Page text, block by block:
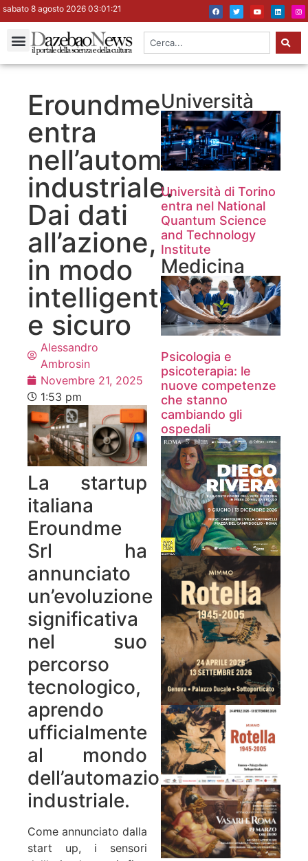
sabato 8 agosto 2026 03:01:22
Eroundme
entra
nell’automazione
industriale.
Dai dati
all’azione,
in modo
intelligente
e sicuro
Alessandro
Ambrosin
Novembre 21, 2025
1:53 pm
La startup
italiana
Eroundme
Srl ha
annunciato
un’evoluzione
significativa
nel suo
percorso
tecnologico,
aprendo
ufficialmente
al mondo
dell’automazione
industriale.
Come annunciato dalla
start up, i sensori
Università
Università di Torino
entra nel National
Quantum Science
and Technology
Institute
Medicina
Psicologia e
psicoterapia: le
nuove competenze
che stanno
cambiando gli
ospedali